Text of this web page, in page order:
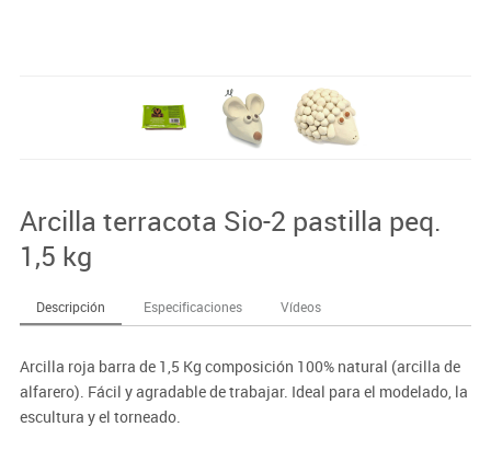
Arcilla terracota Sio-2 pastilla peq.
1,5 kg
Descripción Especificaciones Vídeos
Arcilla roja barra de 1,5 Kg composición 100% natural (arcilla de
alfarero). Fácil y agradable de trabajar. Ideal para el modelado, la
escultura y el torneado.